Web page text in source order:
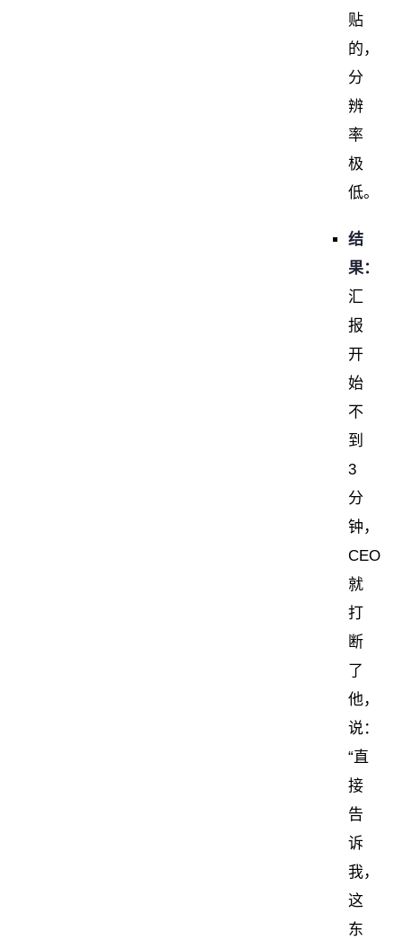
贴
的，
分
辨
率
极
低。
结
果：
汇
报
开
始
不
到
3
分
钟，
CEO
就
打
断
了
他，
说：
“直
接
告
诉
我，
这
东